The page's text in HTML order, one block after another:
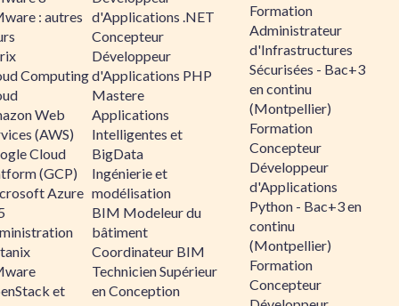
: autres
Computing
Web
(AWS)
Cloud
(GCP)
Azure
et
d'Applications .NET
Concepteur
Développeur
d'Applications PHP
Mastere
Applications
Intelligentes et
BigData
Ingénierie et
modélisation
BIM Modeleur du
bâtiment
Coordinateur BIM
Technicien Supérieur
en Conception
Formation
Administrateur
d'Infrastructures
Sécurisées - Bac+3
en continu
(Montpellier)
Formation
Concepteur
Développeur
d'Applications
Python - Bac+3 en
continu
(Montpellier)
Formation
Concepteur